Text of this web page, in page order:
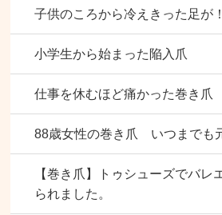
子供のころから冷えきった足が
小学生から始まった陥入爪
仕事を休むほど痛かった巻き爪
88歳女性の巻き爪 いつまでも
【巻き爪】トゥシューズでバレ
られました。